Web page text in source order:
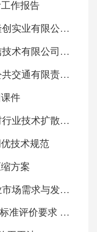
寸配合准确，插
应小于30mm。
风管的连接部
紧密贴合，抱箍
，插条应与风管
3.风管安装就位使
运至安装位置，
安装应横平竖
m，垂直度偏差
、阀门、风机等
作报告
2026四川内江市威远隆创实业有限公司招聘高铁辅助员1人笔试历年参考题库附带答案详解
2026四川九华光子通信技术有限公司招聘工艺工程师等测试笔试历年参考题库附带答案详解
2026吉林辽源东丰县公共交通有限责任公司招聘工作人员笔试历年参考题库附带答案详解
件
2026瑞典绿色建筑建材行业技术扩散与用户需求变革住宅市场分析报告
技术规范
方案
2026农民进口食品行业市场需求与发展策略研究报告
《质量分级及“领跑者”标准评价要求 二次盐水精制用螯合树脂》编制说明-征求意见稿